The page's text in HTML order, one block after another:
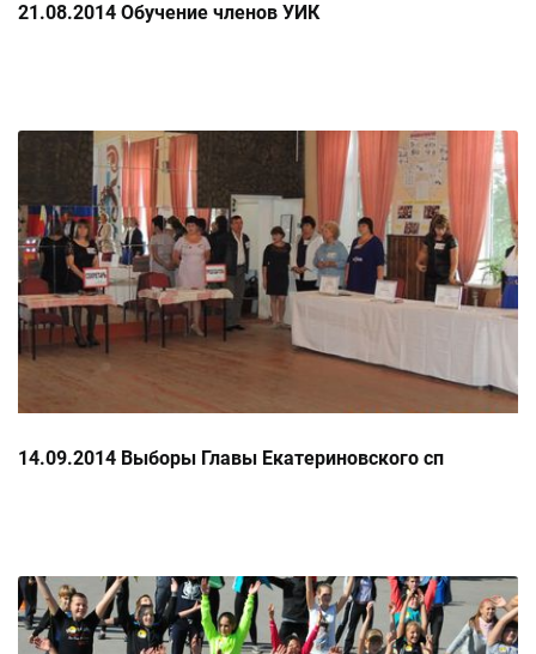
21.08.2014 Обучение членов УИК
14.09.2014 Выборы Главы Екатериновского сп